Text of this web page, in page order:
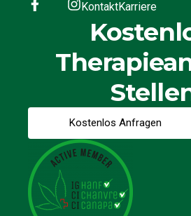
KontaktKarriere
Kostenlos Anfragen